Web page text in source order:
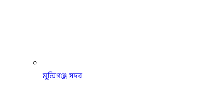
মুন্সিগঞ্জ সদর